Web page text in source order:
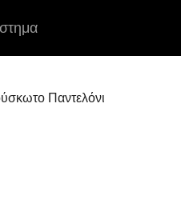
Παντελόνι